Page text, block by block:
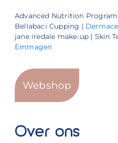
Advanced Nutrition
Bellabaci Cupping |
jane iredale make-up | Skin
Emmagen
Webshop
Over ons